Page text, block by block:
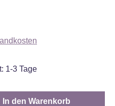
1-3 Tage
gewünschten
In den Warenkorb